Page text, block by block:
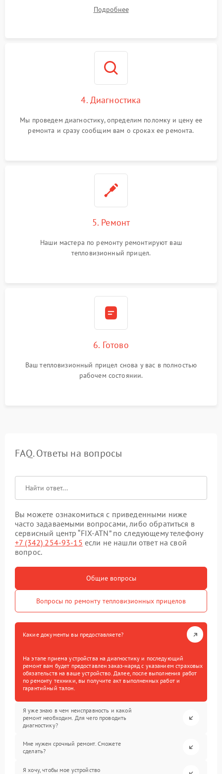
Подробнее
4. Диагностика
Мы проведем диагностику, определим поломку и цену ее
ремонта и сразу сообщим вам о сроках ее ремонта.
5. Ремонт
Наши мастера по ремонту ремонтируют ваш
тепловизионный прицел.
6. Готово
Ваш тепловизионный прицел снова у вас в полностью
рабочем состоянии.
FAQ. Ответы на вопросы
Вы можете ознакомиться с приведенными ниже
часто задаваемыми вопросами, либо обратиться в
сервисный центр “FIX-ATN” по следующему телефону
+7 (342) 254-93-15 если не нашли ответ на свой
вопрос.
Общие вопросы
Вопросы по ремонту тепловизионных прицелов
Какие документы вы предоставляете?
На этапе приема устройства на диагностику и последующий
ремонт вам будет предоставлен заказ-наряд с указанием страховых
обязательств на ваше устройство. Далее, после выполнения работ
по ремонту техники, вы получите акт выполненных работ и
гарантийный талон.
Я уже знаю в чем неисправность и какой
ремонт необходим. Для чего проводить
диагностику?
Мне нужен срочный ремонт. Сможете
сделать?
Я хочу, чтобы мое устройство